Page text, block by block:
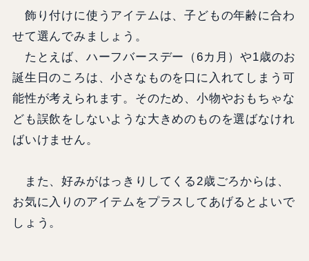
飾り付けに使うアイテムは、子どもの年齢に合わ
せて選んでみましょう。
たとえば、ハーフバースデー（6カ月）や1歳のお
誕生日のころは、小さなものを口に入れてしまう可
能性が考えられます。そのため、小物やおもちゃな
ども誤飲をしないような大きめのものを選ばなけれ
ばいけません。
また、好みがはっきりしてくる2歳ごろからは、
お気に入りのアイテムをプラスしてあげるとよいで
しょう。